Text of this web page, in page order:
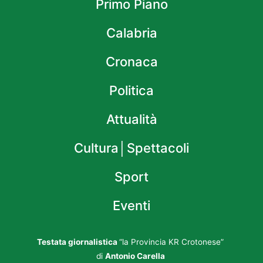
Primo Piano
Calabria
Cronaca
Politica
Attualità
Cultura│Spettacoli
Sport
Eventi
Testata giornalistica “la Provincia KR Crotonese”
di Antonio Carella